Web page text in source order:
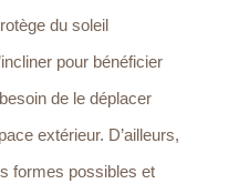
du soleil
pour bénéficier
de le déplacer
extérieur. D’ailleurs,
formes possibles et